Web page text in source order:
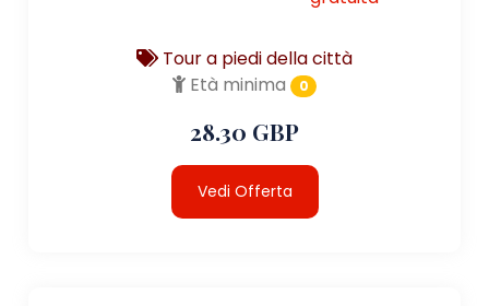
Tour a piedi della città
Età minima
0
28.30 GBP
Vedi Offerta